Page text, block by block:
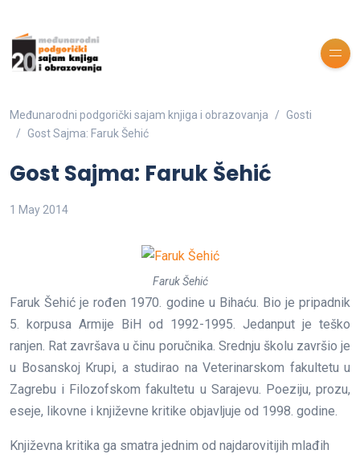
Međunarodni podgorički sajam knjiga i obrazovanja
Gosti
Gost Sajma: Faruk Šehić
Gost Sajma: Faruk Šehić
1 May 2014
Faruk Šehić
Faruk Šehić je rođen 1970. godine u Bihaću. Bio je pripadnik
5. korpusa Armije BiH od 1992-1995. Jedanput je teško
ranjen. Rat završava u činu poručnika. Srednju školu završio je
u Bosanskoj Krupi, a studirao na Veterinarskom fakultetu u
Zagrebu i Filozofskom fakultetu u Sarajevu. Poeziju, prozu,
eseje, likovne i književne kritike objavljuje od 1998. godine.
Književna kritika ga smatra jednim od najdarovitijih mlađih